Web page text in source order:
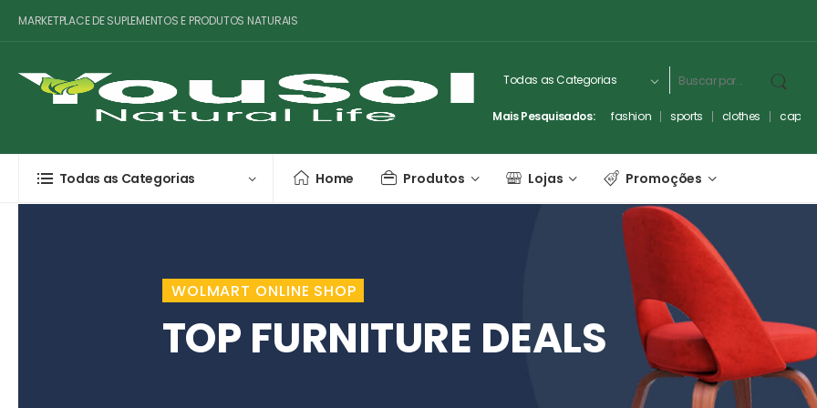
MARKETPLACE DE SUPLEMENTOS E PRODUTOS NATURAIS
Mais Pesquisados: fashion sports clothes
Todas as Categorias Home Produtos Lojas Promoções
WOLMART ONLINE SHOP
TOP FURNITURE DEALS